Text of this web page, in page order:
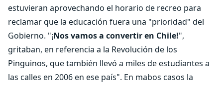
estuvieran aprovechando el horario de recreo para
reclamar que la educación fuera una "prioridad" del
Gobierno. "¡Nos vamos a convertir en Chile!",
gritaban, en referencia a la Revolución de los
Pinguinos, que también llevó a miles de estudiantes a
las calles en 2006 en ese país". En mabos casos la